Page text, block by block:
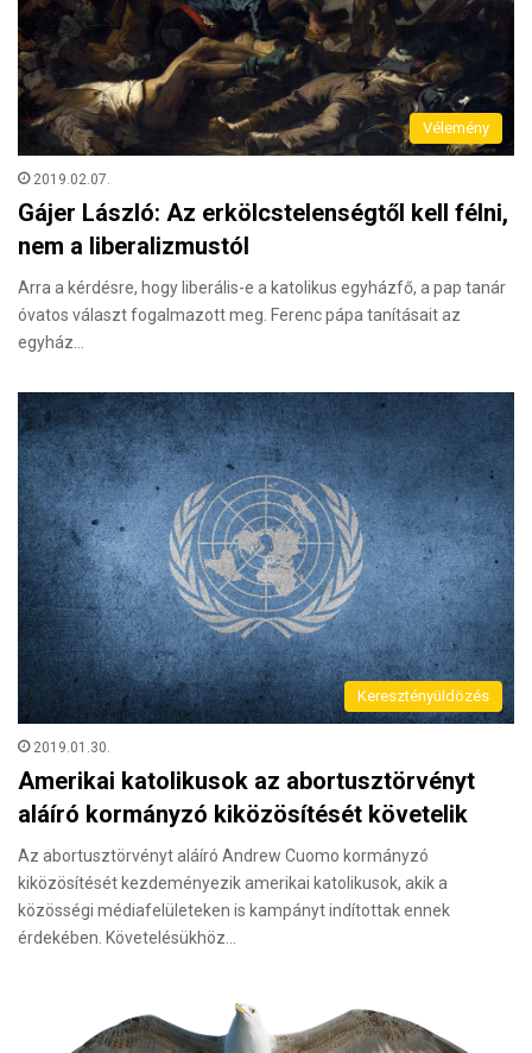
Vélemény
2019.02.07.
Gájer László: Az erkölcstelenségtől kell félni,
nem a liberalizmustól
Arra a kérdésre, hogy liberális-e a katolikus egyházfő, a pap tanár
óvatos választ fogalmazott meg. Ferenc pápa tanításait az
egyház…
Keresztényüldözés
2019.01.30.
Amerikai katolikusok az abortusztörvényt
aláíró kormányzó kiközösítését követelik
Az abortusztörvényt aláíró Andrew Cuomo kormányzó
kiközösítését kezdeményezik amerikai katolikusok, akik a
közösségi médiafelületeken is kampányt indítottak ennek
érdekében. Követelésükhöz…